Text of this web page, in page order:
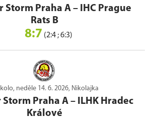
Storm Praha A– IHC Prague
Rats B
8:7 (2:4 ; 6:3)
neděle 14. 6. 2026, Nikolajka
Storm Praha A – ILHK Hradec
Králové